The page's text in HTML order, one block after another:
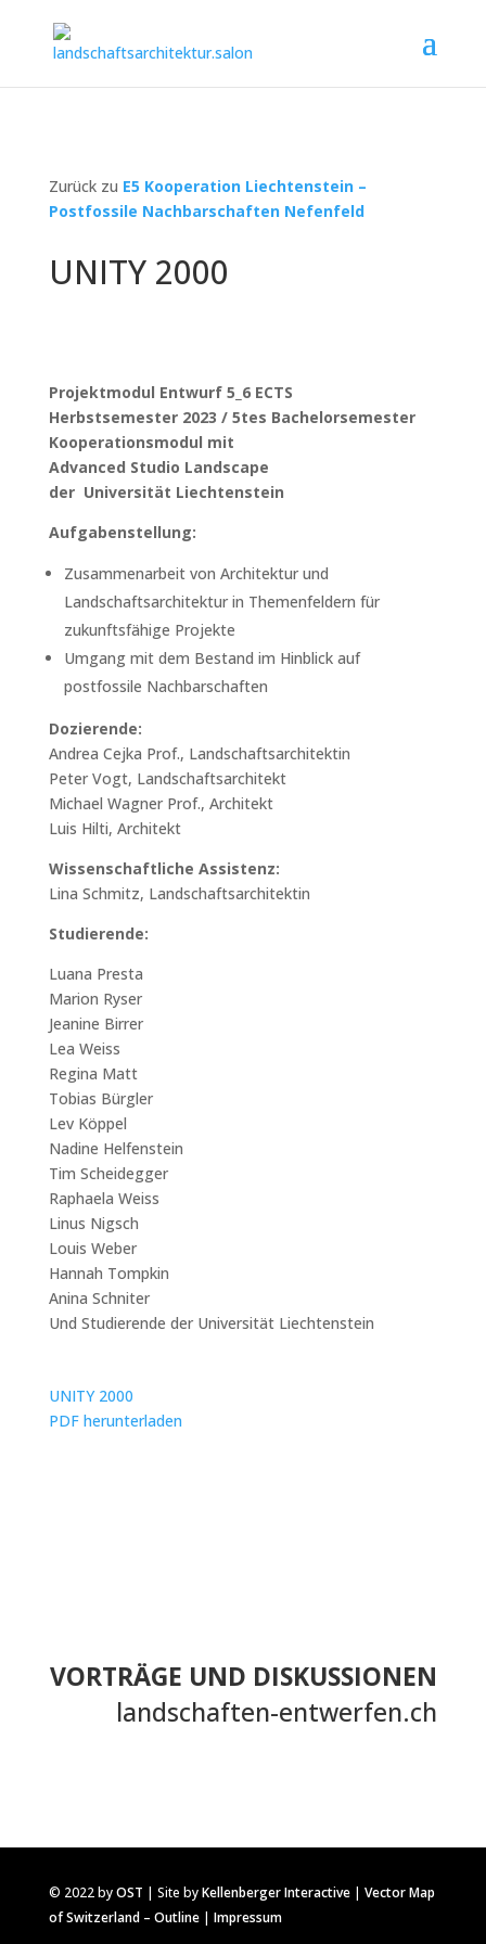
Zurück zu E5 Kooperation Liechtenstein –
Postfossile Nachbarschaften Nefenfeld
UNITY 2000
Projektmodul Entwurf 5_6 ECTS
Herbstsemester 2023 / 5tes Bachelorsemester
Kooperationsmodul mit
Advanced Studio Landscape
der Universität Liechtenstein
Aufgabenstellung:
Zusammenarbeit von Architektur und
Landschaftsarchitektur in Themenfeldern für
zukunftsfähige Projekte
Umgang mit dem Bestand im Hinblick auf
postfossile Nachbarschaften
Dozierende:
Andrea Cejka Prof., Landschaftsarchitektin
Peter Vogt, Landschaftsarchitekt
Michael Wagner Prof., Architekt
Luis Hilti, Architekt
Wissenschaftliche Assistenz:
Lina Schmitz, Landschaftsarchitektin
Studierende:
Luana Presta
Marion Ryser
Jeanine Birrer
Lea Weiss
Regina Matt
Tobias Bürgler
Lev Köppel
Nadine Helfenstein
Tim Scheidegger
Raphaela Weiss
Linus Nigsch
Louis Weber
Hannah Tompkin
Anina Schniter
Und Studierende der Universität Liechtenstein
UNITY 2000
PDF herunterladen
VORTRÄGE UND DISKUSSIONEN
landschaften-entwerfen.ch
© 2022 byOST | Site byKellenberger Interactive| Vector Map
of Switzerland – Outline| Impressum